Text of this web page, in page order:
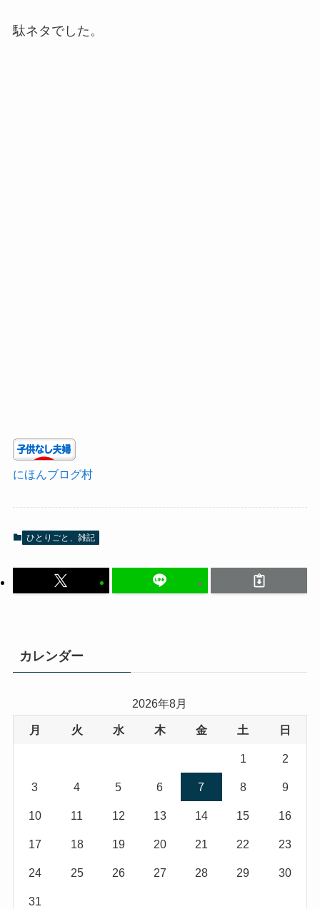
駄ネタでした。
にほんブログ村
ひとりごと、雑記
カレンダー
2026年8月
月 火 水 木 金 土 日
1 2
3 4 5 6 7 8 9
10 11 12 13 14 15 16
17 18 19 20 21 22 23
24 25 26 27 28 29 30
31